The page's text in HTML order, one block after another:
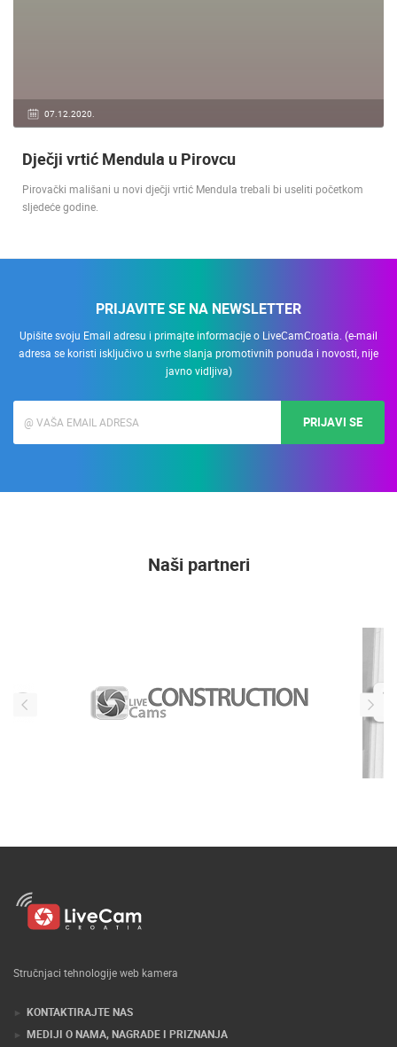
07.12.2020.
Dječji vrtić Mendula u Pirovcu
Pirovački mališani u novi dječji vrtić Mendula trebali bi useliti početkom
sljedeće godine.
PRIJAVITE SE NA NEWSLETTER
Upišite svoju Email adresu i primajte informacije o LiveCamCroatia. (e-mail
adresa se koristi isključivo u svrhe slanja promotivnih ponuda i novosti, nije
javno vidljiva)
PRIJAVI SE
Naši partneri
Stručnjaci tehnologije web kamera
KONTAKTIRAJTE NAS
MEDIJI O NAMA, NAGRADE I PRIZNANJA